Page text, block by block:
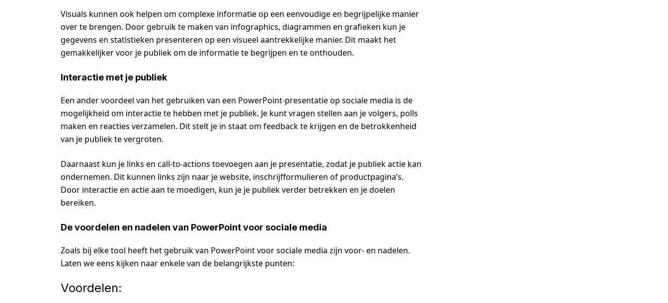
Visuals kunnen ook helpen om complexe informatie op een eenvoudige en begrijpelijke manier
over te brengen. Door gebruik te maken van infographics, diagrammen en grafieken kun je
gegevens en statistieken presenteren op een visueel aantrekkelijke manier. Dit maakt het
gemakkelijker voor je publiek om de informatie te begrijpen en te onthouden.
Interactie met je publiek
Een ander voordeel van het gebruiken van een PowerPoint-presentatie op sociale media is de
mogelijkheid om interactie te hebben met je publiek. Je kunt vragen stellen aan je volgers, polls
maken en reacties verzamelen. Dit stelt je in staat om feedback te krijgen en de betrokkenheid
van je publiek te vergroten.
Daarnaast kun je links en call-to-actions toevoegen aan je presentatie, zodat je publiek actie kan
ondernemen. Dit kunnen links zijn naar je website, inschrijfformulieren of productpagina’s.
Door interactie en actie aan te moedigen, kun je je publiek verder betrekken en je doelen
bereiken.
De voordelen en nadelen van PowerPoint voor sociale media
Zoals bij elke tool heeft het gebruik van PowerPoint voor sociale media zijn voor- en nadelen.
Laten we eens kijken naar enkele van de belangrijkste punten:
Voordelen: